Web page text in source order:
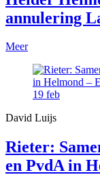
annulering
Meer
19 feb
David Luijs
Rieter:
en PvdA in